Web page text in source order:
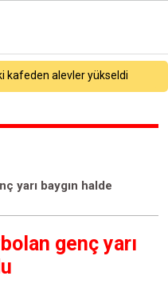
yarı baygın halde
genç yarı